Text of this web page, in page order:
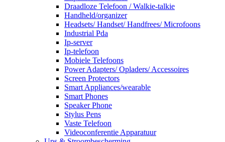
Draadloze Telefoon / Walkie-talkie
Handheld/organizer
Headsets/ Handset/ Handfrees/ Microfoons
Industrial Pda
Ip-server
Ip-telefoon
Mobiele Telefoons
Power Adapters/ Opladers/ Accessoires
Screen Protectors
Smart Appliances/wearable
Smart Phones
Speaker Phone
Stylus Pens
Vaste Telefoon
Videoconferentie Apparatuur